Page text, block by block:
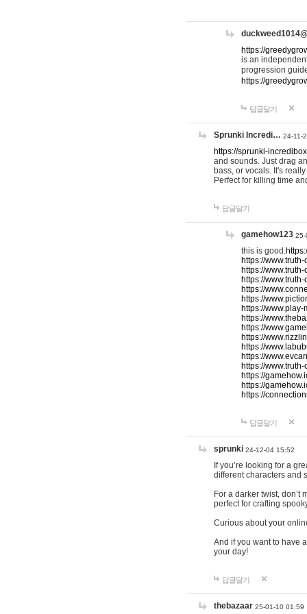
https://
is an
progression
https://
답글달기
Sprunki Incredi… 24-11-
https://sprunki-
and sounds. Just drag
bass, or vocals. It's
Perfect for killing time
답글달기
gamehow123 25-
this is good.
https://
https://
https://
https://
https://
https://
https://
https://
https://
https://
https://
https://
https://
https://
https://
답글달기
sprunki 24-12-04 15:52
If you’re looking for a
different characters and
For a darker twist, don’t
perfect for crafting
Curious about your
And if you want to have
your day!
답글달기
thebazaar 25-01-10 01:59